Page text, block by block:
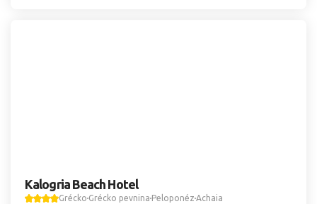
Kalogria Beach Hotel
Grécko Grécko pevnina Peloponéz Achaia